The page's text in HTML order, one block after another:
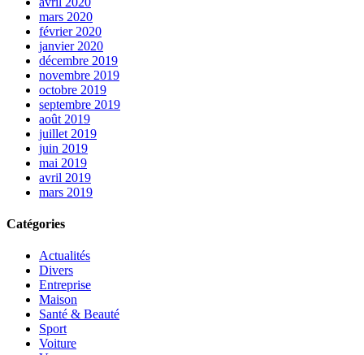
mars 2020
février 2020
janvier 2020
décembre 2019
novembre 2019
octobre 2019
septembre 2019
août 2019
juillet 2019
juin 2019
mai 2019
avril 2019
mars 2019
Catégories
Actualités
Divers
Entreprise
Maison
Santé & Beauté
Sport
Voiture